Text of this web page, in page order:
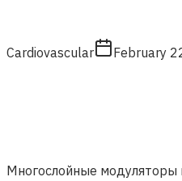
Cardiovascular February
Многослойные модуляторы